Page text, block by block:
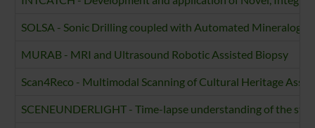
SOLSA - Sonic Drilling coupled with Automated
MURAB - MRI and Ultrasound Robotic Assisted Biopsy
Scan4Reco - Multimodal Scanning of Cultural Heritage
SCENEUNDERLIGHT - Time-lapse understanding of the